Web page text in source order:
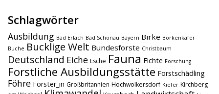
Schlagwörter
Ausbildung Bad Erlach Bad Schönau Bayern Birke Borkenkäfer
Buche Bucklige Welt Bundesforste Christbaum
Deutschland Eiche Esche Fauna Fichte Forschung
Forstliche Ausbildungsstätte Forstschädling
Föhre Förster_in Großbritannien Hochwolkersdorf Kiefer Kirchberg